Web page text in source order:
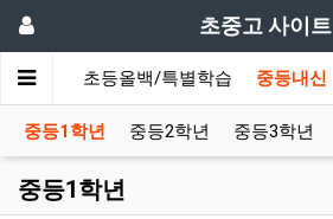
초중고 사이트
내신 초등올백/특별학습 중등내신
중등1학년 중등2학년 중등3학년
중등1학년